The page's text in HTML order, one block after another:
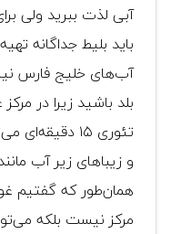
آبی لذت ببرید ولی
باید بلیط جداگانه
آب‌های خلیج فارس
بلد باشید زیرا در
تئوری ۱۵
و زیبا‌های زیر آب
همان‌طور که گفتیم
مرکز نیست بلکه